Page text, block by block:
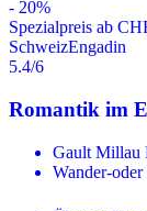
- 20%
Spezialpreis ab
SchweizEngadin
5.4/6
Romantik im
Gault Millau
Wander-